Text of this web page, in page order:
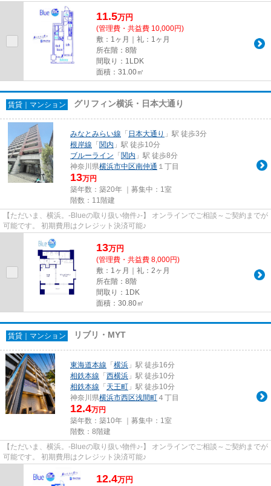
11.5万円
(管理費・共益費 10,000円)
敷：1ヶ月｜礼：1ヶ月
所在階：8階
間取り：1LDK
面積：31.00㎡
賃貸｜マンション グリフィン横浜・日本大通り
みなとみらい線 「 日本大通り 」駅 徒歩3分
根岸線 「 関内 」駅 徒歩10分
ブルーライン 「 関内 」駅 徒歩8分
神奈川県横浜市中区南仲通 １丁目
13万円
築年数：築20年 ｜募集中： 1室
階数：11階建
【ただいま、横浜。-Blueの取り扱い物件♪-】 オンラインでご相談～ご契約までが
可能です。 初期費用はクレジット決済可能♪
13万円
(管理費・共益費 8,000円)
敷：1ヶ月｜礼：2ヶ月
所在階：8階
間取り：1DK
面積：30.80㎡
賃貸｜マンション リブリ・MYT
東海道本線 「 横浜 」駅 徒歩16分
相鉄本線 「 西横浜 」駅 徒歩10分
相鉄本線 「 天王町 」駅 徒歩10分
神奈川県横浜市西区浅間町 ４丁目
12.4万円
築年数：築10年 ｜募集中： 1室
階数：8階建
【ただいま、横浜。-Blueの取り扱い物件♪-】 オンラインでご相談～ご契約までが
可能です。 初期費用はクレジット決済可能♪
12.4万円